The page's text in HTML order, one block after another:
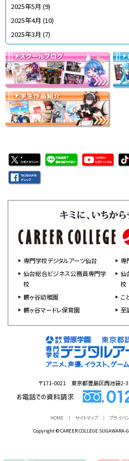
2025年5月 (9)
2025年4月 (10)
2025年3月 (7)
専門学校デジタルアーツ仙台
専
仙台総合ビジネス公務員専門学
校
仙
校
鶴ヶ谷幼稚園
こ
鶴ヶ谷マードレ保育園
至
〒171-0021 東京都豊島区西池袋2-
Copyright © CAREER COLLEGE
HOME サイトマップ プライバ